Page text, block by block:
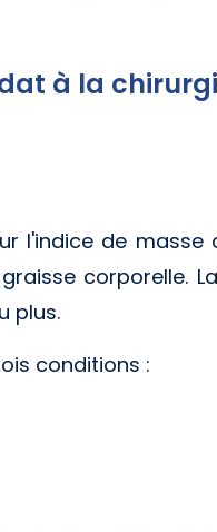
à la
l'indice de masse
corporelle.
plus.
conditions :